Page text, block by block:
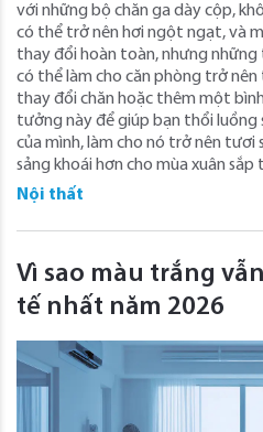
với những bộ chăn ga dày cộp,
có thể trở nên hơi ngột ngạt, và
thay đổi hoàn toàn, nhưng
có thể làm cho căn phòng trở nên
thay đổi chăn hoặc thêm một
tưởng này để giúp bạn thổi luồng
của mình, làm cho nó trở nên tươi
sảng khoái hơn cho mùa xuân sắp
Nội thất
Vì sao màu trắng
tế nhất năm 2026